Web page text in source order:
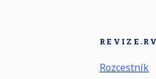
Rozcestník